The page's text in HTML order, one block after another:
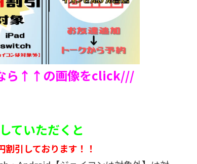
ら↑↑の画像をclick///
ていただくと
引しております！！